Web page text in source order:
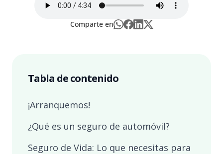
Comparte en
Tabla de contenido
¡Arranquemos!
¿Qué es un seguro de automóvil?
Seguro de Vida: Lo que necesitas para